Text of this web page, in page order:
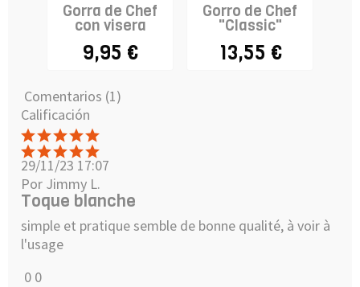
Gorra de Chef
con visera
9,95 €
Gorro de Chef
"Classic"
13,55 €
Comentarios (1)
Calificación
29/11/23 17:07
Por Jimmy L.
Toque blanche
simple et pratique semble de bonne qualité, à voir à
l'usage
0 0